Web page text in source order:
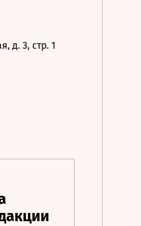
д. 3, стр. 1